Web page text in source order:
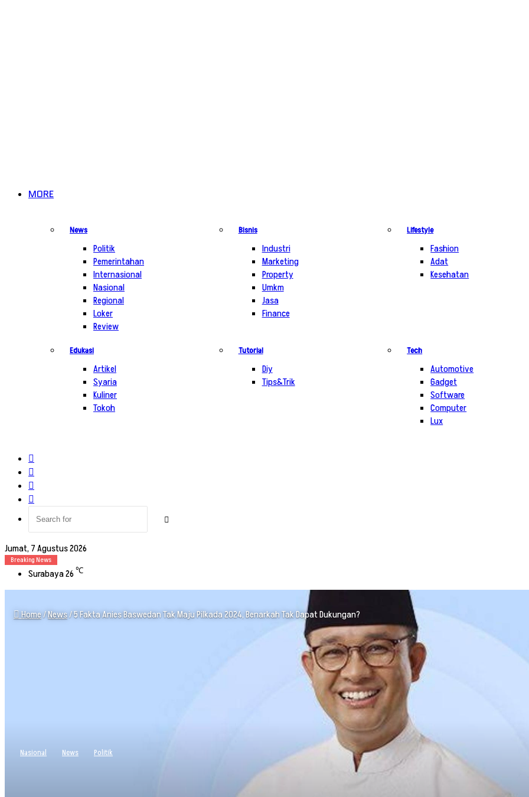
MORE
News
Politik
Pemerintahan
Internasional
Nasional
Regional
Loker
Review
Bisnis
Industri
Marketing
Property
Umkm
Jasa
Finance
Lifestyle
Fashion
Adat
Kesehatan
Edukasi
Artikel
Syaria
Kuliner
Tokoh
Tutorial
Diy
Tips&Trik
Tech
Automotive
Gadget
Software
Computer
Lux
Jumat, 7 Agustus 2026
Breaking News
Surabaya26℃
Home/News/5 Fakta Anies Baswedan Tak Maju Pilkada 2024, Benarkah Tak Dapat Dukungan?
Nasional News Politik